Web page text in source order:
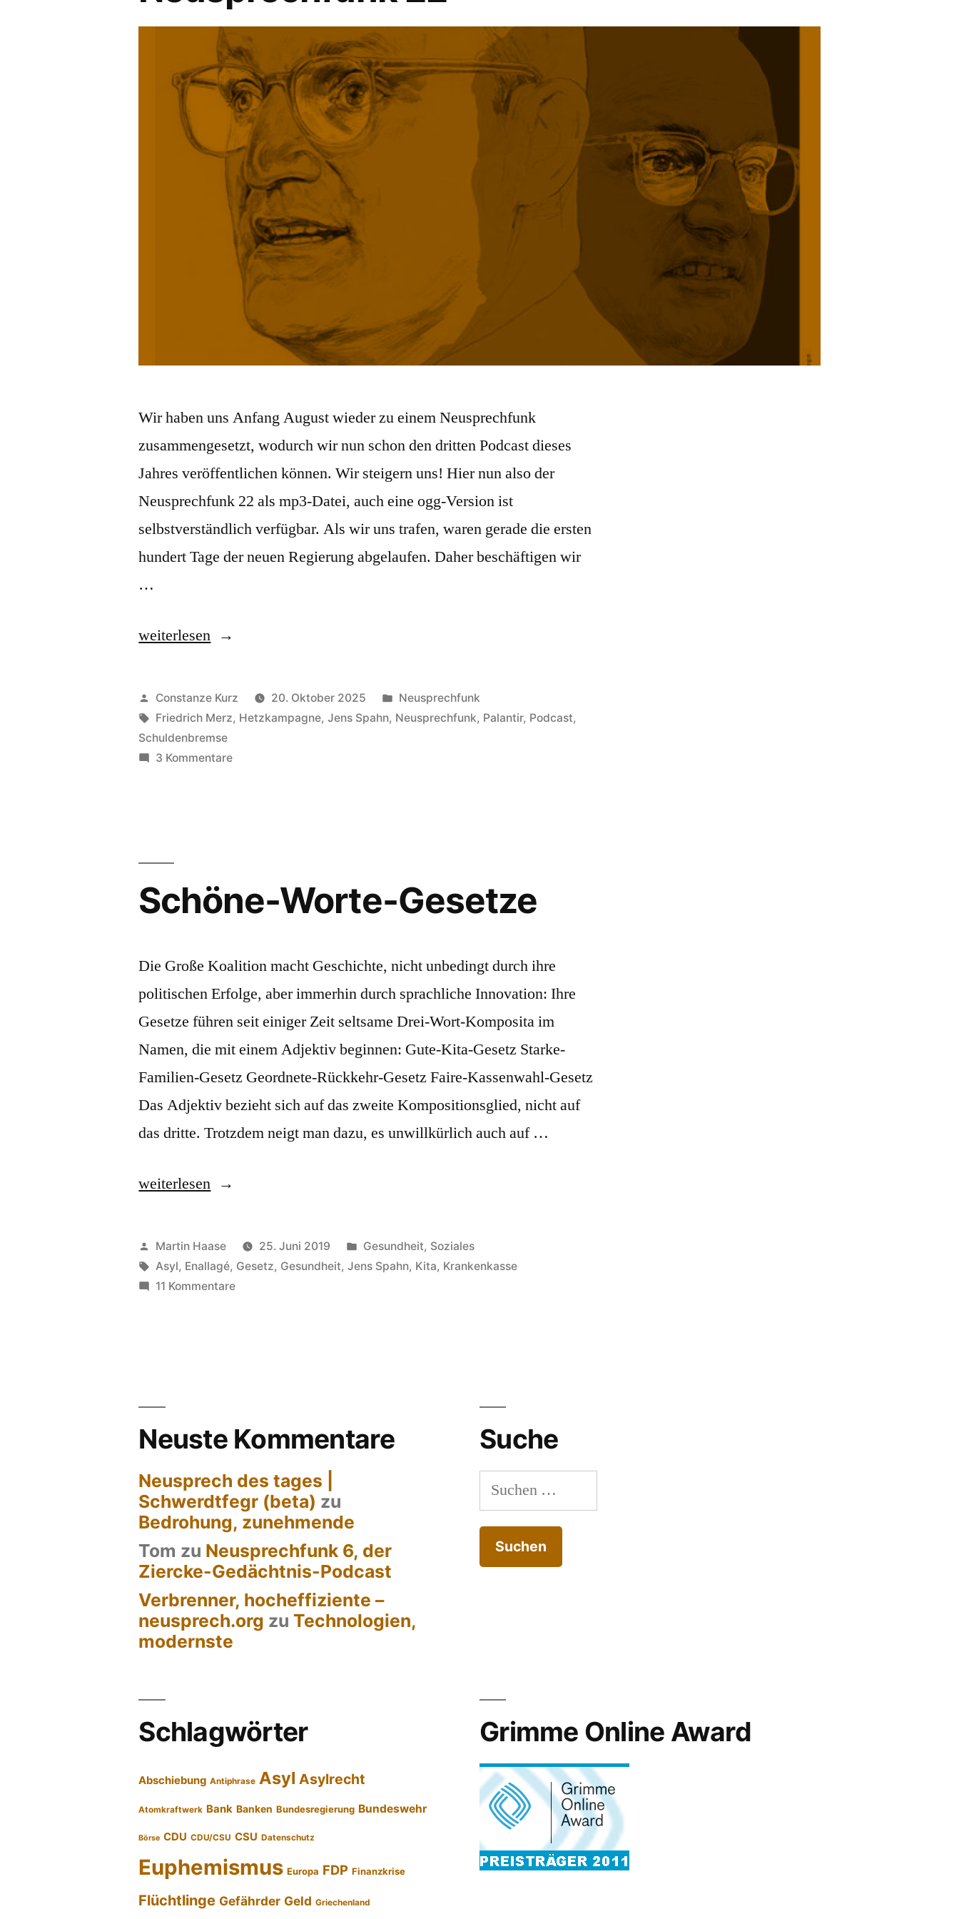
Wir haben uns Anfang August wieder zu einem Neusprechfunk
zusammengesetzt, wodurch wir nun schon den dritten Podcast dieses
Jahres veröffentlichen können. Wir steigern uns! Hier nun also der
Neusprechfunk 22 als mp3-Datei, auch eine ogg-Version ist
selbstverständlich verfügbar. Als wir uns trafen, waren gerade die ersten
hundert Tage der neuen Regierung abgelaufen. Daher beschäftigen wir
…
„Neusprechfunk
weiterlesen
Veröffentlicht
von
Constanze Kurz 20. Oktober 2025
Veröffentlicht
in
Neusprechfunk
Schlagwörter:
Friedrich Merz, Hetzkampagne,Jens Spahn, Neusprechfunk, Palantir, Podcast,
Schuldenbremse
3 Kommentarezu
Schöne-Worte-Gesetze
Die Große Koalition macht Geschichte, nicht unbedingt durch ihre
politischen Erfolge, aber immerhin durch sprachliche Innovation: Ihre
Gesetze führen seit einiger Zeit seltsame Drei-Wort-Komposita im
Namen, die mit einem Adjektiv beginnen: Gute-Kita-Gesetz Starke-
Familien-Gesetz Geordnete-Rückkehr-Gesetz Faire-Kassenwahl-Gesetz
Das Adjektiv bezieht sich auf das zweite Kompositionsglied, nicht auf
das dritte. Trotzdem neigt man dazu, es unwillkürlich auch auf …
„Schöne-
Gesetze“
weiterlesen
Veröffentlicht
von
Martin Haase 25. Juni 2019
Veröffentlicht
in
Gesundheit, Soziales
Schlagwörter:
Asyl, Enallagé, Gesetz, Gesundheit,Jens Spahn, Kita, Krankenkasse
11 Kommentarezu
Neuste Kommentare
Neusprech des tages |
Schwerdtfegr (beta) zu
Bedrohung, zunehmende
Tom zu Neusprechfunk 6, der
Ziercke-Gedächtnis-Podcast
Verbrenner, hocheffiziente –
neusprech.org zuTechnologien,
modernste
Suche
Suchen
nach:
Schlagwörter
Abschiebung Antiphrase Asyl Asylrecht
Atomkraftwerk Bank Banken Bundesregierung Bundeswehr
Börse CDU CDU/CSU CSU Datenschutz
Euphemismus Europa FDP Finanzkrise
Flüchtlinge Gefährder Geld Griechenland
Grimme Online Award